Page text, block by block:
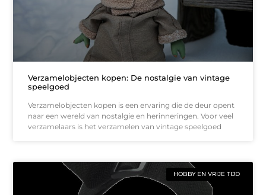
Verzamelobjecten kopen: De nostalgie van vintage
speelgoed
Verzamelobjecten kopen is een ervaring die de deur opent
naar een wereld van nostalgie en herinneringen. Voor veel
verzamelaars is het verzamelen van vintage speelgoed
HOBBY EN VRIJE TIJD